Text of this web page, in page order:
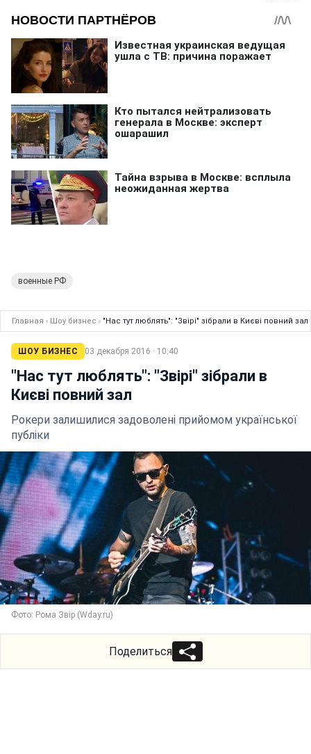
военные РФ
Главная › Шоу бизнес › "Нас тут люблять": "Звірі" зібрали в Києві повний зал
ШОУ БИЗНЕС 03 декабря 2016 · 10:40
"Нас тут люблять": "Звірі" зібрали в
Києві повний зал
Рокери залишилися задоволені прийомом української
публіки
Фото: Рома Звір (Wday.ru)
Поделиться